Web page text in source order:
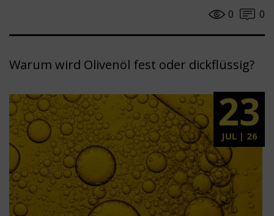
0
0
Warum wird Olivenöl fest oder dickflüssig?
23
JUL | 26